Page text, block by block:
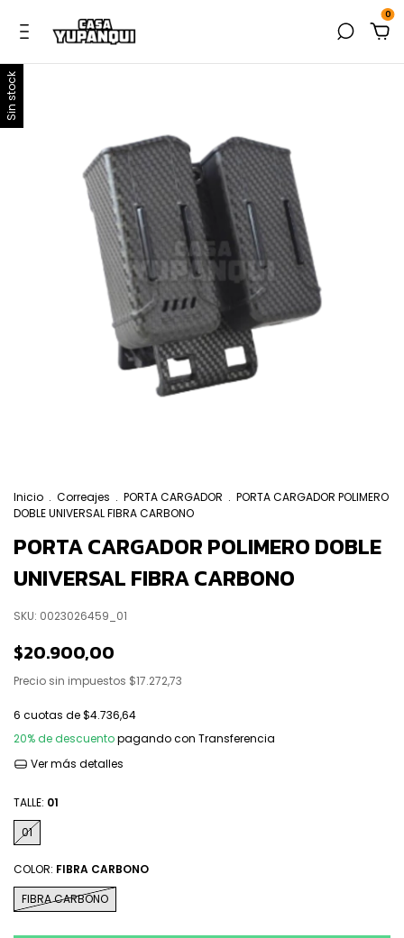
0
Sin stock
Inicio . Correajes . PORTA CARGADOR . PORTA CARGADOR POLIMERO
DOBLE UNIVERSAL FIBRA CARBONO
PORTA CARGADOR POLIMERO DOBLE
UNIVERSAL FIBRA CARBONO
SKU: 0023026459_01
$20.900,00
Precio sin impuestos $17.272,73
6 cuotas de$4.736,64
20% de descuentopagando con Transferencia
Ver más detalles
TALLE: 01
01
COLOR: FIBRA CARBONO
FIBRA CARBONO